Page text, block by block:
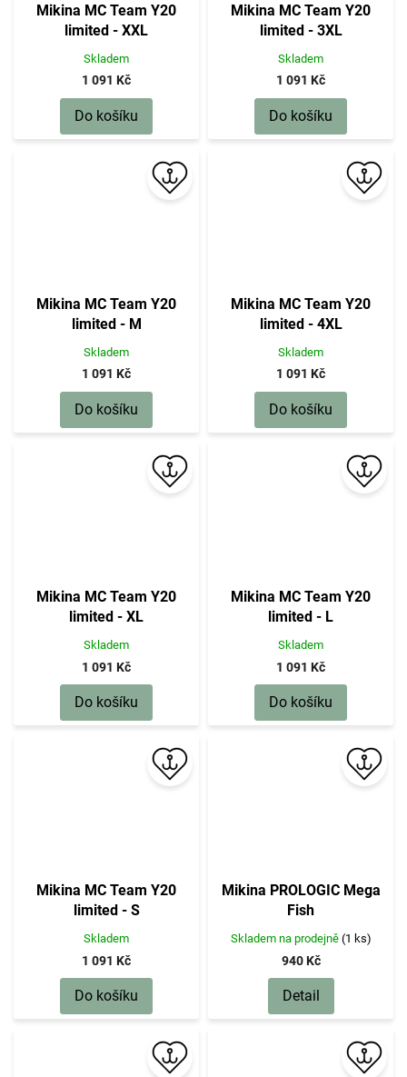
Mikina MC Team Y20
limited - XXL
Skladem
1 091 Kč
Do košíku
Mikina MC Team Y20
limited - 3XL
Skladem
1 091 Kč
Do košíku
Mikina MC Team Y20
limited - M
Skladem
1 091 Kč
Do košíku
Mikina MC Team Y20
limited - 4XL
Skladem
1 091 Kč
Do košíku
Mikina MC Team Y20
limited - XL
Skladem
1 091 Kč
Do košíku
Mikina MC Team Y20
limited - L
Skladem
1 091 Kč
Do košíku
Mikina MC Team Y20
limited - S
Skladem
1 091 Kč
Do košíku
Mikina PROLOGIC Mega
Fish
Skladem na prodejně (1 ks)
940 Kč
Detail